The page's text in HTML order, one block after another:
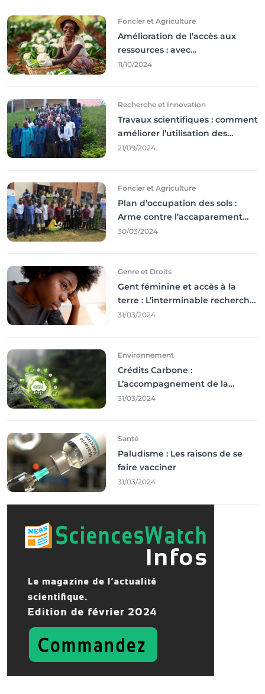
Foncier et Agriculture
Amélioration de l’accès aux
ressources : avec
l'incontournable ’agriculture
11/10/2024
Recherche et Innovation
Travaux scientifiques : comment
améliorer l’utilisation des
résultats coince
21/09/2024
Foncier et Agriculture
Plan d’occupation des sols :
Arme contre l’accaparement
des terres
30/03/2024
Genre et Droits
Gent féminine et accès à la
terre : L’interminable recherche
des droits
31/03/2024
Environnement
Crédits Carbone :
L’accompagnement de la
Francophonie
31/03/2024
Santé
Paludisme : Les raisons de se
faire vacciner
31/03/2024